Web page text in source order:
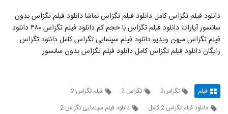
دانلود فیلم تگزاس کامل دانلود فیلم تگزاس نماشا دانلود فیلم تگزاس بدون
سانسور آپارات دانلود فیلم تگزاس با حجم کم دانلود فیلم تگزاس ۴۸۰ دانلود
فیلم تگزاس میهن ویدیو دانلود فیلم سینمایی تگزاس کامل دانلود تگزاس
رایگان دانلود فیلم تگزاس کامل دانلود فیلم تگزاس بدون سانسور
فیلم تگزاس2 تگزاس 2
فیلم تگزاس 2
دانلود فیلم تگزاس 2 کامل
دانلود فیلم سینمایی تگزاس 2